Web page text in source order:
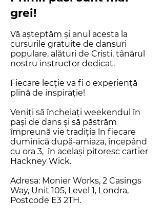
grei!
Vă așteptăm și anul acesta la
cursurile gratuite de dansuri
populare, alături de Cristi, tânărul
nostru instructor dedicat.
Fiecare lecție va fi o experiență
plină de inspirație!
Veniți să încheiați weekendul în
pași de dans și să păstrăm
împreună vie tradiția în fiecare
duminică după-amiaza, începând
cu ora 3, în același pitoresc cartier
Hackney Wick.
Adresa: Monier Works, 2 Casings
Way, Unit 105, Level 1, Londra,
Postcode E3 2TH.